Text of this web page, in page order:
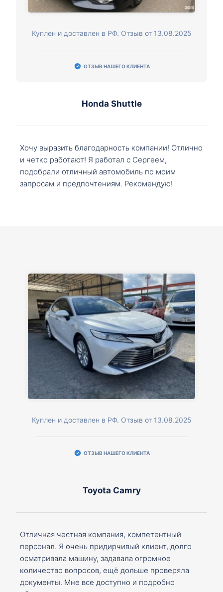
Куплен и доставлен в РФ. Отзыв от 13.08.2025
ОТЗЫВ НАШЕГО КЛИЕНТА
Honda Shuttle
Хочу выразить благодарность компании! Отлично
и четко работают! Я работал с Сергеем,
подобрали отличный автомобиль по моим
запросам и предпочтениям. Рекомендую!
Куплен и доставлен в РФ. Отзыв от 13.08.2025
ОТЗЫВ НАШЕГО КЛИЕНТА
Toyota Camry
Отличная честная компания, компетентный
персонал. Я очень придирчивый клиент, долго
осматривала машину, задавала огромное
количество вопросов, ещё дольше проверяла
документы. Мне все доступно и подробно